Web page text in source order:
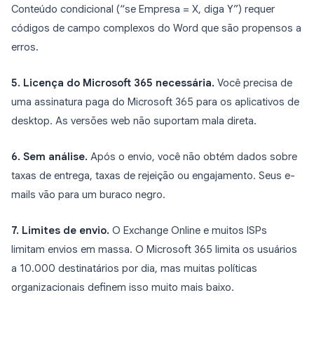
Conteúdo condicional (“se Empresa = X, diga Y”) requer
códigos de campo complexos do Word que são propensos a
erros.
5. Licença do Microsoft 365 necessária. Você precisa de
uma assinatura paga do Microsoft 365 para os aplicativos de
desktop. As versões web não suportam mala direta.
6. Sem análise. Após o envio, você não obtém dados sobre
taxas de entrega, taxas de rejeição ou engajamento. Seus e-
mails vão para um buraco negro.
7. Limites de envio. O Exchange Online e muitos ISPs
limitam envios em massa. O Microsoft 365 limita os usuários
a 10.000 destinatários por dia, mas muitas políticas
organizacionais definem isso muito mais baixo.